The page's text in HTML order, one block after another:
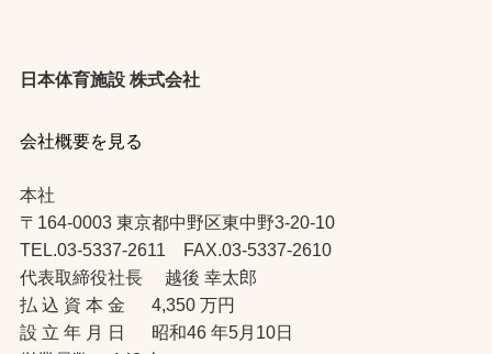
日本体育施設 株式会社
会社概要を見る
本社
〒164-0003 東京都中野区東中野3-20-10
TEL.03-5337-2611 FAX.03-5337-2610
代表取締役社長 越後 幸太郎
払 込 資 本 金 4,350 万円
設 立 年 月 日 昭和46 年5月10日